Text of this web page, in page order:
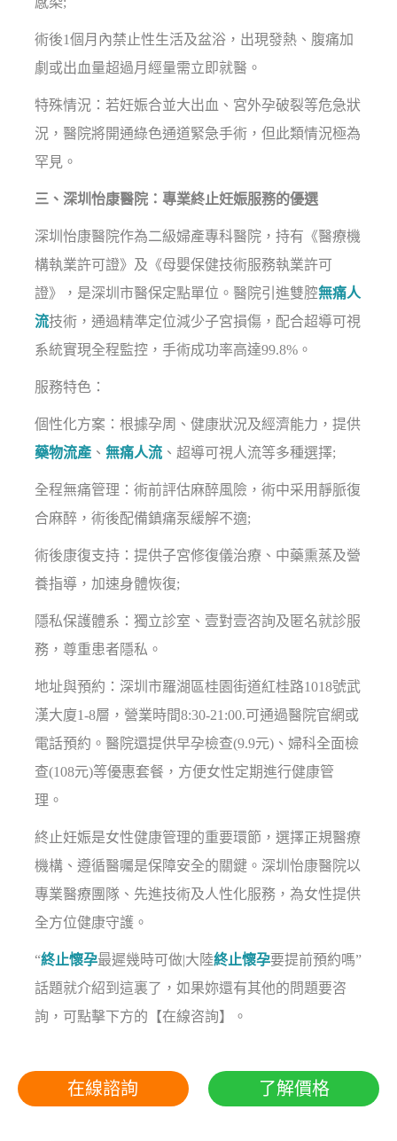
術後1個月內禁止性生活及盆浴，出現發熱、腹痛加
劇或出血量超過月經量需立即就醫。
特殊情況：若妊娠合並大出血、宮外孕破裂等危急狀
況，醫院將開通綠色通道緊急手術，但此類情況極為
罕見。
三、深圳怡康醫院：專業終止妊娠服務的優選
深圳怡康醫院作為二級婦產專科醫院，持有《醫療機
構執業許可證》及《母嬰保健技術服務執業許可
證》，是深圳市醫保定點單位。醫院引進雙腔無痛人
流技術，通過精準定位減少子宮損傷，配合超導可視
系統實現全程監控，手術成功率高達99.8%。
服務特色：
個性化方案：根據孕周、健康狀況及經濟能力，提供
藥物流產 、無痛人流 、超導可視人流等多種選擇;
全程無痛管理：術前評估麻醉風險，術中采用靜脈復
合麻醉，術後配備鎮痛泵緩解不適;
術後康復支持：提供子宮修復儀治療、中藥熏蒸及營
養指導，加速身體恢復;
隱私保護體系：獨立診室、壹對壹咨詢及匿名就診服
務，尊重患者隱私。
地址與預約：深圳市羅湖區桂園街道紅桂路1018號武
漢大廈1-8層，營業時間8:30-21:00.可通過醫院官網或
電話預約。醫院還提供早孕檢查(9.9元)、婦科全面檢
查(108元)等優惠套餐，方便女性定期進行健康管
理。
終止妊娠是女性健康管理的重要環節，選擇正規醫療
機構、遵循醫囑是保障安全的關鍵。深圳怡康醫院以
專業醫療團隊、先進技術及人性化服務，為女性提供
全方位健康守護。
“終止懷孕最遲幾時可做|大陸終止懷孕要提前預約嗎”
話題就介紹到這裏了，如果妳還有其他的問題要咨
詢，可點擊下方的【在線咨詢】。
在線諮詢 了解價格